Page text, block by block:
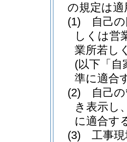
の規定は
(1)
自己
しくは営
業所若し
(以下「自
準に適合
(2)
自己
き表示し
に適合す
(3)
工事